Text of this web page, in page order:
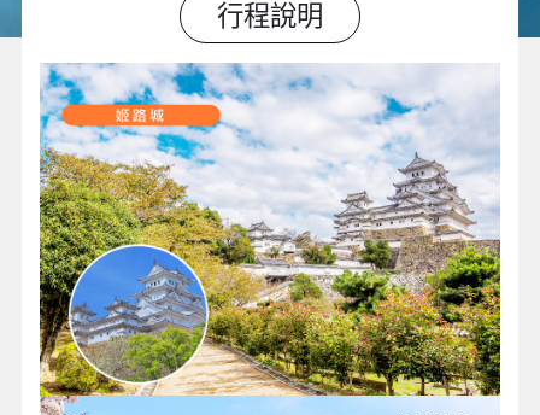
行程說明